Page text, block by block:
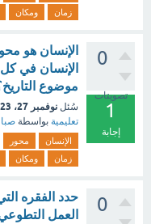
زمان
ومكان
0
تصويتات
1
إجابة
الإنسان هو
الإنسان في
موضوع
سُئل نوفمبر 27، 2023
تعليمية بواسطة صبا
الإنسان محور
زمان
ومكان
0
حدد الفقره
العمل